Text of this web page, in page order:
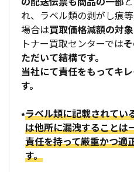
れ、ラベル類の剥がし痕
場合は買取価格減額の対象
トナー買取センターでは
ただいて結構です。
当社にて責任をもってキ
す。
ラベル類に記載されてい
は他所に漏洩することは
責任を持って厳重かつ適
す。